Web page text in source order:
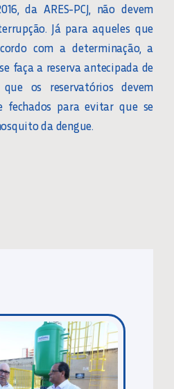
da ARES-PCJ, não devem
Já para aqueles que
com a determinação, a
faça a reserva antecipada de
os reservatórios devem
fechados para evitar que se
da dengue.